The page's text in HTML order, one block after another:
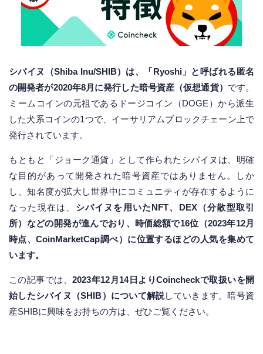
シバイヌ（Shiba Inu/SHIB）は、「Ryoshi」と呼ばれる匿名
の開発者が2020年8月に発行した暗号資産（仮想通貨） です。
ミームコインの元祖であるドージコイン（DOGE）から派生
した犬系コインの1つで、イーサリアムブロックチェーン上で
発行されています。
もともと「ジョーク通貨」として作られたシバイヌは、明確
な目的があって開発された暗号資産ではありません。しか
し、知名度が拡大し世界中にコミュニティが存在するように
なった現在は、 シバイヌを用いたNFT、DEX（分散型取引
所）などの開発が進んでおり、時価総額で16位（2023年12月
時点、CoinMarketCap調べ）に位置するほどの人気を集めて
います。
この記事では、2023年12月14日よりCoincheckで取扱いを開
始したシバイヌ（SHIB）について解説していきます。暗号資
産SHIBに興味をお持ちの方は、ぜひご覧ください。